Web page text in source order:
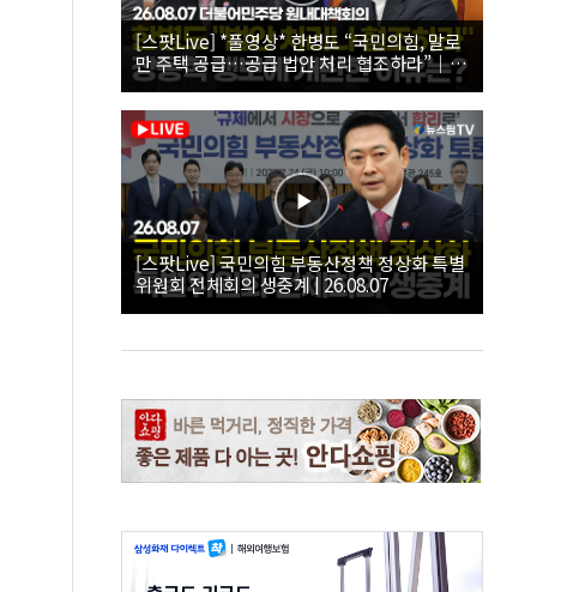
[스팟Live] *풀영상* 한병도 “국민의힘, 말로
만 주택 공급…공급 법안 처리 협조하라”｜
26.08.07 더불어민주당 원내대책회의
[스팟Live] 국민의힘 부동산정책 정상화 특별
위원회 전체회의 생중계 | 26.08.07